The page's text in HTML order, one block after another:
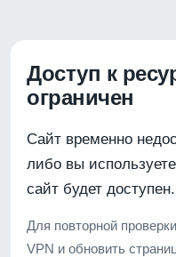
Доступ к
ограничен
Сайт временно
либо вы
сайт будет доступен.
Для повторной
VPN и обновить